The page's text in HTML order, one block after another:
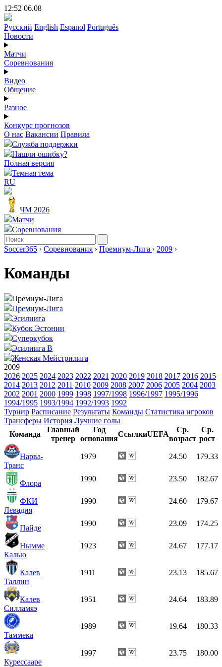
12:52 06.08
Русский English Espanol Português
Новости
Матчи
Соревнования
Видео
Общение
Разное
Конкурс прогнозов
О нас Вакансии Правила
Служба поддержки
Нашли ошибку?
Полная версия
Темная тема
RU
ЧМ 2026
Матчи
Соревнования
Soccer365 › Соревнования › Премиум-Лига › 2009 ›
Команды
Премиум-Лига
Премиум-Лига
Эсилиига
Кубок Эстонии
Суперкубок
Эсилиига B
Женская Мейстрилига
2009
2026 2025 2024 2023 2022 2021 2020 2019 2018 2017 2016 2015
2014 2013 2012 2011 2010 2009 2008 2007 2006 2005 2004 2003
2002 2001 2000 1999 1998 1997/1998 1996/1997 1995/1996
1994/1995 1993/1994 1992/1993 1992
Турнир Расписание Результаты Команды Статистика игроков
Трансферы История Лучшие голы
Команда
Главный
тренер
Год
основания
СсылкиUEFA
Ср.
возраст
Ср.
рост
Нарва-
Транс
1979 24.50 179.33
Флора
1990 23.50 182.67
ФКИ
Левадия
1990 24.60 179.67
Пайде
1990 23.09 174.25
Нымме
Калью
1923 24.67 177.17
Калев
Таллин
1911 23.13 185.67
Калев
Силламяэ
1951 24.64 183.89
Таммека
1989 19.64 180.33
Курессааре
1997 23.75 180.00